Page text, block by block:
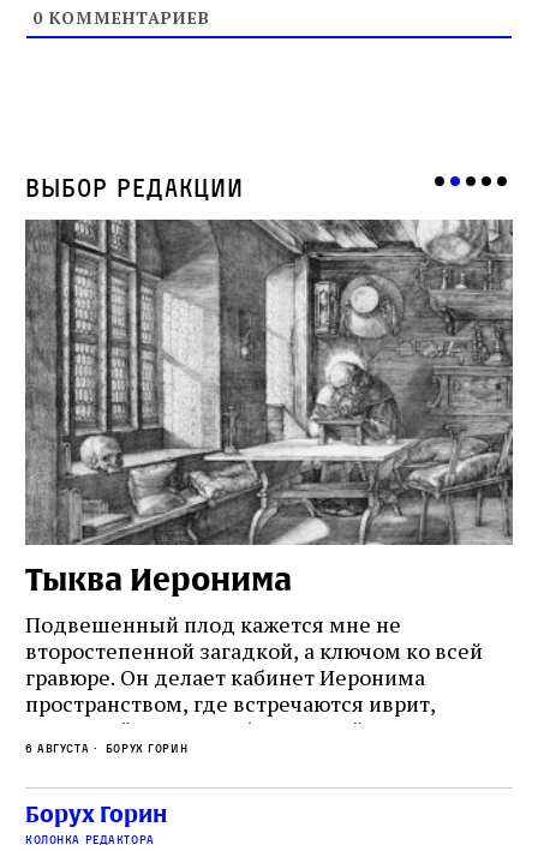
0 КОММЕНТАРИЕВ
Выбор редакции
Тыква Иеронима
Подвешенный плод кажется мне не
второстепенной загадкой, а ключом ко всей
гравюре. Он делает кабинет Иеронима
пространством, где встречаются иврит,
греческий и латынь; буквальный смысл и
церковная традиция; филологическая
точность и понятность; переводчик,
убеждённый в необходимости исправления, и
читатель, воспринимающий исправление как
6 августа Борух Горин
Борух Горин
колонка редактора